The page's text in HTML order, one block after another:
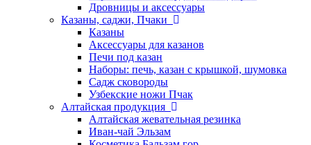
Дровницы и аксессуары
Казаны, саджи, Пчаки
Казаны
Аксессуары для казанов
Печи под казан
Наборы: печь, казан с крышкой, шумовка
Садж сковороды
Узбекские ножи Пчак
Алтайская продукция
Алтайская жевательная резинка
Иван-чай Эльзам